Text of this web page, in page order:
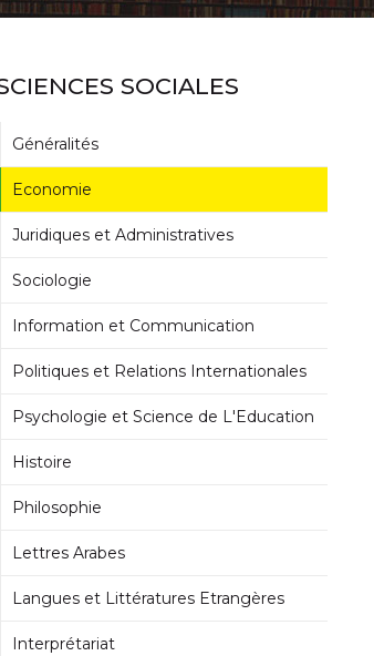
SOCIALES
Généralités
Economie
Juridiques et Administratives
Sociologie
Information et Communication
Politiques et Relations Internationales
Psychologie et Science de L'Education
Histoire
Philosophie
Lettres Arabes
Langues et Littératures Etrangères
Interprétariat